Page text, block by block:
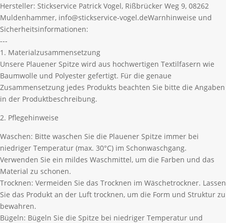
Hersteller: Stickservice Patrick Vogel, Rißbrücker Weg 9, 08262
Muldenhammer, info@stickservice-vogel.deWarnhinweise und
Sicherheitsinformationen:
---
1. Materialzusammensetzung
Unsere Plauener Spitze wird aus hochwertigen Textilfasern wie
Baumwolle und Polyester gefertigt. Für die genaue
Zusammensetzung jedes Produkts beachten Sie bitte die Angaben
in der Produktbeschreibung.
2. Pflegehinweise
Waschen: Bitte waschen Sie die Plauener Spitze immer bei
niedriger Temperatur (max. 30°C) im Schonwaschgang.
Verwenden Sie ein mildes Waschmittel, um die Farben und das
Material zu schonen.
Trocknen: Vermeiden Sie das Trocknen im Wäschetrockner. Lassen
Sie das Produkt an der Luft trocknen, um die Form und Struktur zu
bewahren.
Bügeln: Bügeln Sie die Spitze bei niedriger Temperatur und